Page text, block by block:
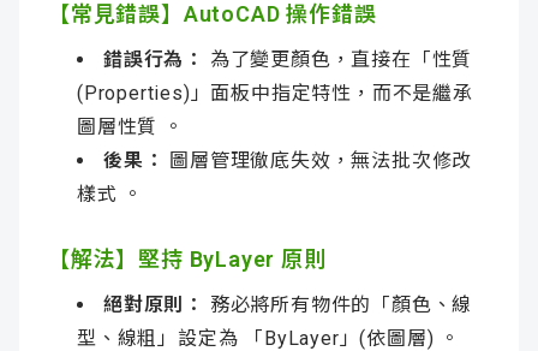
【常見錯誤】AutoCAD 操作錯誤
錯誤行為：
為了變更顏色，直接在「性質
(Properties)」面板中指定特性，而不是繼承
圖層性質 。
後果：
圖層管理徹底失效，無法批次修改
樣式 。
【解法】堅持 ByLayer 原則
絕對原則：
務必將所有物件的「顏色、線
型、線粗」設定為 「ByLayer」(依圖層) 。